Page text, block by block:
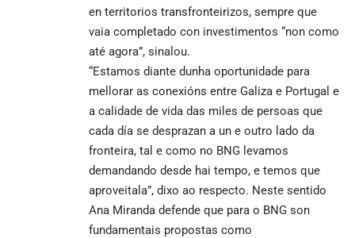
en territorios transfronteirizos, sempre que
vaia completado con investimentos “non como
até agora”, sinalou.
“Estamos diante dunha oportunidade para
mellorar as conexións entre Galiza e Portugal e
a calidade de vida das miles de persoas que
cada día se desprazan a un e outro lado da
fronteira, tal e como no BNG levamos
demandando desde hai tempo, e temos que
aproveitala”, dixo ao respecto. Neste sentido
Ana Miranda defende que para o BNG son
fundamentais propostas como